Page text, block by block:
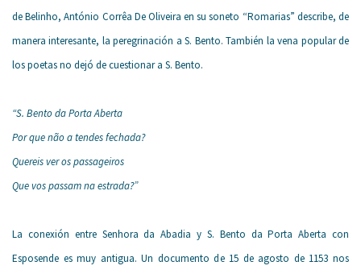
de Belinho, António Corrêa De Oliveira en su soneto “Romarias” describe, de
manera interesante, la peregrinación a S. Bento. También la vena popular de
los poetas no dejó de cuestionar a S. Bento.
“S. Bento da Porta Aberta
Por que não a tendes fechada?
Quereis ver os passageiros
Que vos passam na estrada?”
La conexión entre Senhora da Abadia y S. Bento da Porta Aberta con
Esposende es muy antigua. Un documento de 15 de agosto de 1153 nos